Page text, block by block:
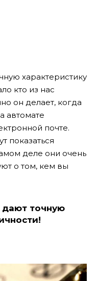
характеристику
кто из нас
он делает, когда
автомате
почте.
показаться
деле они очень
о том, кем вы
дают точную